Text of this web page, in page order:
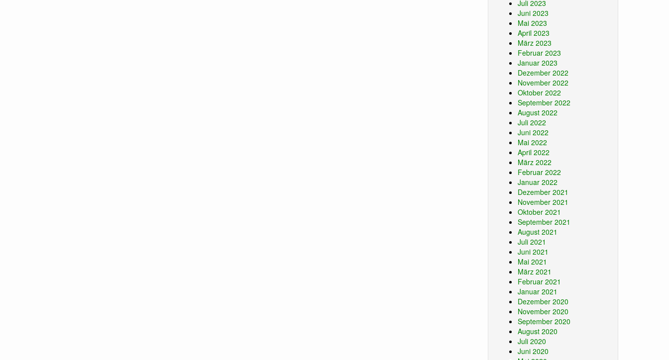
Juli 2023
Juni 2023
Mai 2023
April 2023
März 2023
Februar 2023
Januar 2023
Dezember 2022
November 2022
Oktober 2022
September 2022
August 2022
Juli 2022
Juni 2022
Mai 2022
April 2022
März 2022
Februar 2022
Januar 2022
Dezember 2021
November 2021
Oktober 2021
September 2021
August 2021
Juli 2021
Juni 2021
Mai 2021
März 2021
Februar 2021
Januar 2021
Dezember 2020
November 2020
September 2020
August 2020
Juli 2020
Juni 2020